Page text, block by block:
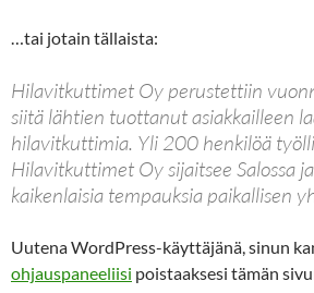
…tai jotain tällaista:
Hilavitkuttimet Oy perustettiin
siitä lähtien tuottanut asiakkailleen
hilavitkuttimia. Yli 200 henkilöä
Hilavitkuttimet Oy sijaitsee Salossa
kaikenlaisia tempauksia paikallisen
Uutena WordPress-käyttäjänä, sinun
ohjauspaneeliisi poistaaksesi tämän